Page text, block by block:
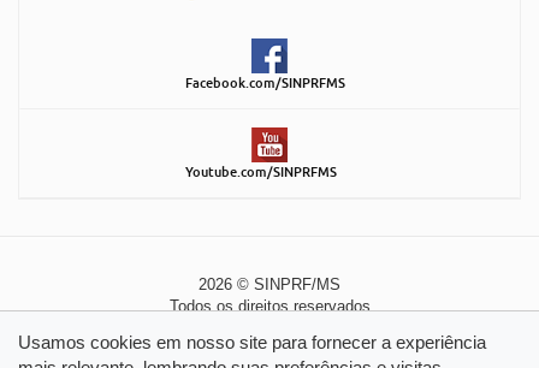
Facebook.com/SINPRFMS
Youtube.com/SINPRFMS
2026 © SINPRF/MS
Todos os direitos reservados
Usamos cookies em nosso site para fornecer a experiência